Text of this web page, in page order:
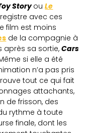
StoryouLe
avec ces
film est moins
de la compagnie à
après sa sortie,Cars
si elle a été
n’a pas pris
tout ce qui fait
attachants,
de frisson, des
rythme à toute
finale, dont les